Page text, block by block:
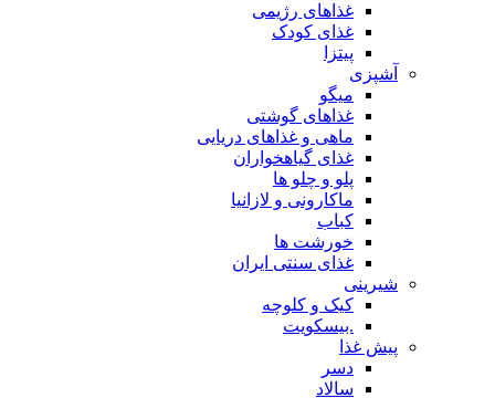
غذاهای رژیمی
غذای کودک
پیتزا
آشپزی
میگو
غذاهای گوشتی
ماهی و غذاهای دریایی
غذای گیاهخواران
پلو و چلو ها
ماکارونی و لازانیا
کباب
خورشت ها
غذای سنتی ایران
شیرینی
کیک و کلوچه
.بیسکویت
پیش غذا
دسر
سالاد